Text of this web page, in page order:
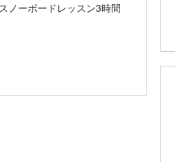
ノーボードレッスン3時間